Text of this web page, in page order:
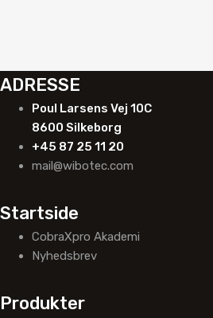
ADRESSE
Poul Larsens Vej 10C
8600 Silkeborg
+45 87 25 11 20
mail@wibotec.com
Startside
CobraXpro Akademi
Nyhedsbrev
Produkter